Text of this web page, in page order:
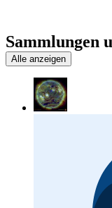
Sammlungen
Alle anzeigen